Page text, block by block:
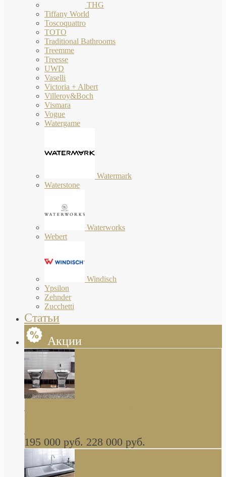
THG
Tiffany World
Toscoquattro
TOTO
Traditional Bathrooms
Treemme
Treesse
UWD
Vaselli
Victoria + Albert
Villeroy&Boch
Vismara
Vogue
Watergame
Watermark
Waterstone
Waterworks
Webert
Windisch
Ypsilon
Zehnder
Zucchetti
Статьи
Акции
Butterfly Scarabeo КОМПЛЕКТ санфаянса
глянцевая платина В НАЛИЧИИ
195 000 руб. 228 000 руб.